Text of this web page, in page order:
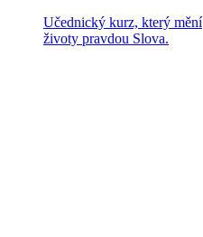
Učednický kurz, který mění
životy pravdou Slova.